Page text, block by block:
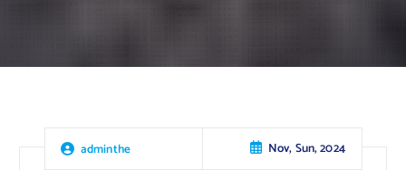
adminthe Nov, Sun, 2024